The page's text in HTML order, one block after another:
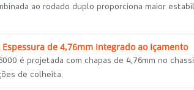
ao rodado duplo proporciona maior
de 4,76mm Integrado ao Içamento
é projetada com chapas de 4,76mm no
de colheita.